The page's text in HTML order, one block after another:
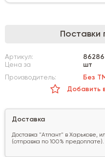
Артикул:
86286
Цена за
шт
Производитель:
Без
Добавить
Доставка
Доставка "Атлант" в Харькове,
(отправка по 100% предоплате).